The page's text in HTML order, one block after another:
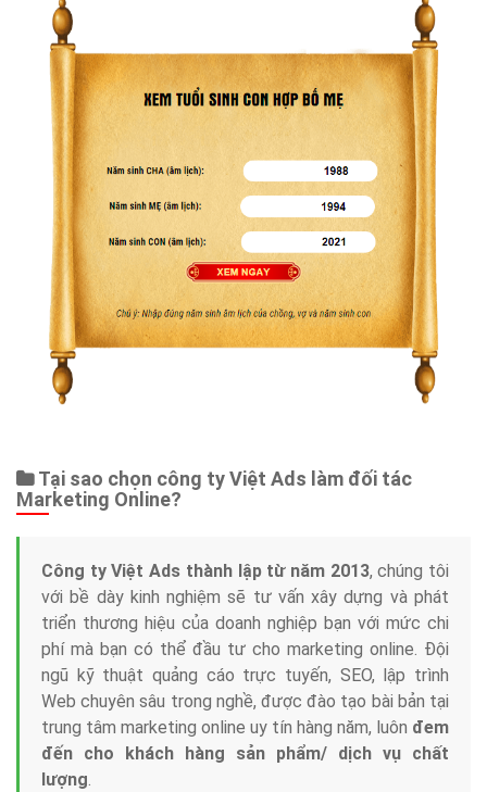
Tại sao chọn công ty Việt Ads làm đối tác
Marketing Online?
Công ty Việt Ads thành lập từ năm 2013, chúng tôi
với bề dày kinh nghiệm sẽ tư vấn xây dựng và phát
triển thương hiệu của doanh nghiệp bạn với mức chi
phí mà bạn có thể đầu tư cho marketing online. Đội
ngũ kỹ thuật quảng cáo trực tuyến, SEO, lập trình
Web chuyên sâu trong nghề, được đào tạo bài bản tại
trung tâm marketing online uy tín hàng năm, luôn đem
đến cho khách hàng sản phẩm/ dịch vụ chất
lượng.